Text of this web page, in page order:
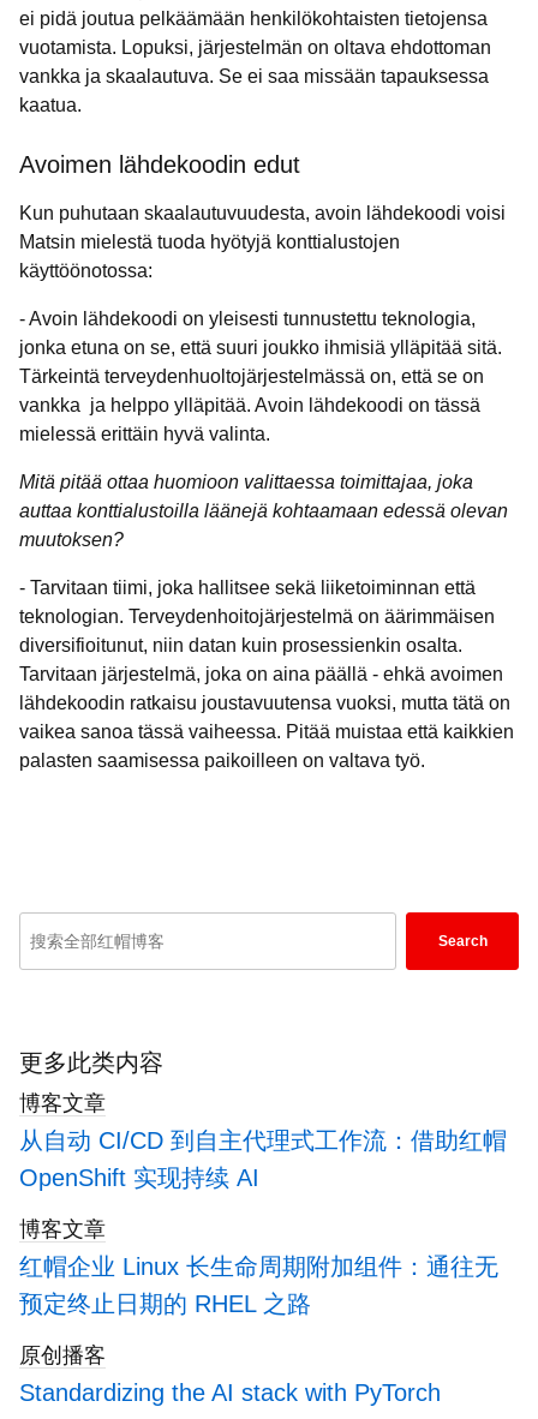
ei pidä joutua pelkäämään henkilökohtaisten tietojensa
vuotamista. Lopuksi, järjestelmän on oltava ehdottoman
vankka ja skaalautuva. Se ei saa missään tapauksessa
kaatua.
Avoimen lähdekoodin edut
Kun puhutaan skaalautuvuudesta, avoin lähdekoodi voisi
Matsin mielestä tuoda hyötyjä konttialustojen
käyttöönotossa:
- Avoin lähdekoodi on yleisesti tunnustettu teknologia,
jonka etuna on se, että suuri joukko ihmisiä ylläpitää sitä.
Tärkeintä terveydenhuoltojärjestelmässä on, että se on
vankka ja helppo ylläpitää. Avoin lähdekoodi on tässä
mielessä erittäin hyvä valinta.
Mitä pitää ottaa huomioon valittaessa toimittajaa, joka
auttaa konttialustoilla läänejä kohtaamaan edessä olevan
muutoksen?
- Tarvitaan tiimi, joka hallitsee sekä liiketoiminnan että
teknologian. Terveydenhoitojärjestelmä on äärimmäisen
diversifioitunut, niin datan kuin prosessienkin osalta.
Tarvitaan järjestelmä, joka on aina päällä - ehkä avoimen
lähdekoodin ratkaisu joustavuutensa vuoksi, mutta tätä on
vaikea sanoa tässä vaiheessa. Pitää muistaa että kaikkien
palasten saamisessa paikoilleen on valtava työ.
Enter
search
blogs
Search
更多此类内容
博客文章
从自动 CI/CD 到自主代理式工作流：借助红帽
OpenShift 实现持续 AI
博客文章
红帽企业 Linux 长生命周期附加组件：通往无
预定终止日期的 RHEL 之路
原创播客
Standardizing the AI stack with PyTorch